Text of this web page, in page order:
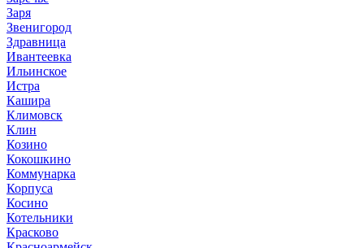
Заря
Звенигород
Здравница
Ивантеевка
Ильинское
Истра
Кашира
Климовск
Клин
Козино
Кокошкино
Коммунарка
Корпуса
Косино
Котельники
Красково